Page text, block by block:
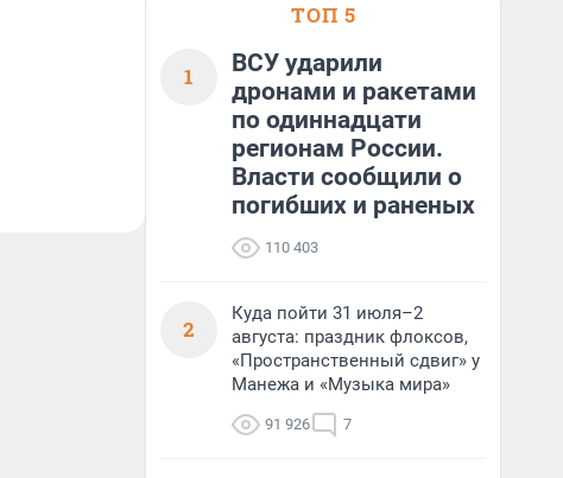
ТОП 5
1
ВСУ ударили
дронами и ракетами
по одиннадцати
регионам России.
Власти сообщили о
погибших и раненых
110 403
2
Куда пойти 31 июля–2
августа: праздник флоксов,
«Пространственный сдвиг» у
Манежа и «Музыка мира»
91 926 7